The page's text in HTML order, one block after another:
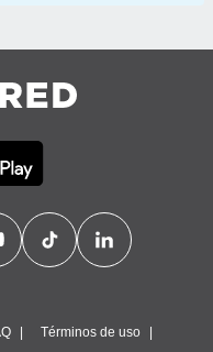
Términos de uso